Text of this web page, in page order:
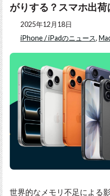
がりする？スマホ出
2025年12月18日
iPhone / iPadのニュース,
世界的なメモリ不足による